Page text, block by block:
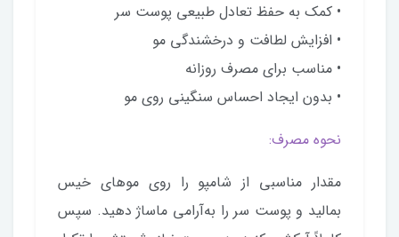
• کمک به حفظ تعادل طبیعی پوست سر
• افزایش لطافت و درخشندگی مو
• مناسب برای مصرف روزانه
• بدون ایجاد احساس سنگینی روی مو
نحوه مصرف:
مقدار مناسبی از شامپو را روی موهای خیس
بمالید و پوست سر را به‌آرامی ماساژ دهید. سپس